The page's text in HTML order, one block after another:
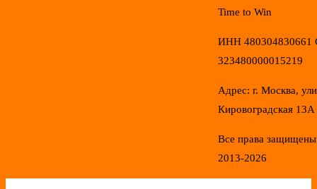
Time to Win
ИНН 480304830661
323480000015219
Адрес: г. Москва,
Кировоградская 13А
Все права
2013-2026